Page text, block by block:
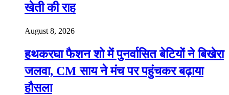
खेती की राह
August 8, 2026
हथकरघा फैशन शो में पुनर्वासित बेटियों ने बिखेरा
जलवा, CM साय ने मंच पर पहुंचकर बढ़ाया
हौसला